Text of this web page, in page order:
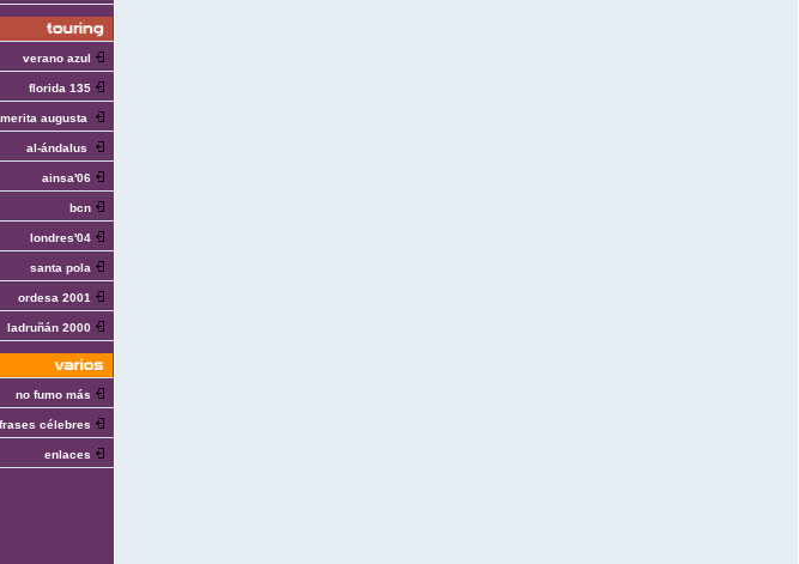
verano azul
florida 135
augusta
al-ándalus
ainsa'06
bcn
londres'04
santa pola
ordesa 2001
ladruñán 2000
no fumo más
frases célebres
enlaces